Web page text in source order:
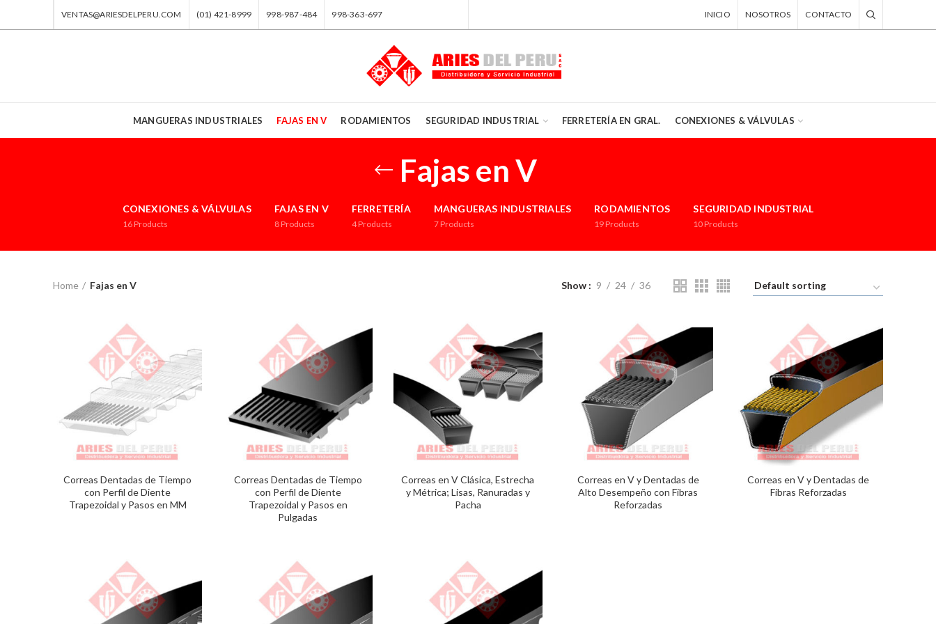
VENTAS@ARIESDELPERU.COM (01) 421-8999 998-987-484 998-363-697 INICIO NOSOTROS CONTACTO
MANGUERAS INDUSTRIALES FAJAS EN V RODAMIENTOS SEGURIDAD INDUSTRIAL FERRETERÍA EN GRAL. CONEXIONES & VÁLVULAS
Fajas en V
CONEXIONES & VÁLVULAS
16 Products
FAJAS EN V
8 Products
FERRETERÍA
4 Products
MANGUERAS INDUSTRIALES
7 Products
RODAMIENTOS
19 Products
SEGURIDAD INDUSTRIAL
10 Products
Home Fajas en V Show 9 24 36
Correas Dentadas de Tiempo
con Perfil de Diente
Trapezoidal y Pasos en MM
Correas Dentadas de Tiempo
con Perfil de Diente
Trapezoidal y Pasos en
Pulgadas
Correas en V Clásica, Estrecha
y Métrica; Lisas, Ranuradas y
Pacha
Correas en V y Dentadas de
Alto Desempeño con Fibras
Reforzadas
Correas en V y Dentadas de
Fibras Reforzadas